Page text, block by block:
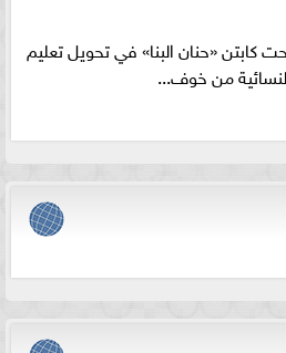
كابتن «حنان البنا» في تحويل تعليم
من خوف...